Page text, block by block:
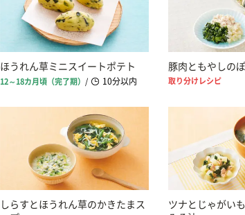
ほうれん草ミニスイートポテト
12～18カ月頃（完了期） / 10分以内
豚肉ともやしの
取り分けレシピ
しらすとほうれん草のかきたまス
ツナとじゃがい